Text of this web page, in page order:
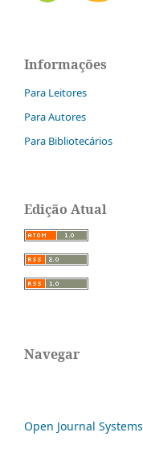
Informações
Para Leitores
Para Autores
Para Bibliotecários
Edição Atual
Navegar
Open Journal Systems